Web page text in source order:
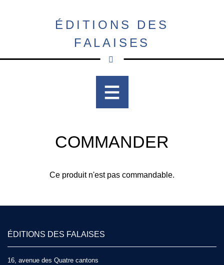
ÉDITIONS DES
FALAISES
COMMANDER
Ce produit n'est pas commandable.
ÉDITIONS DES FALAISES
16, avenue des Quatre cantons